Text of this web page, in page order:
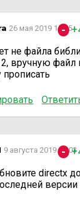
26 мая 2019 15:35
не файла
вручную файл
прописать
-
9 августа 2019 14:03
directx
версии
-